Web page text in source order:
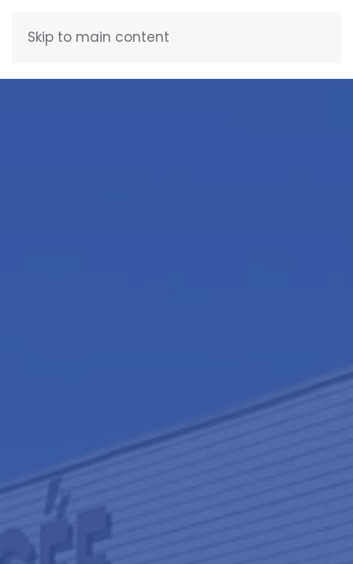
Skip to main content